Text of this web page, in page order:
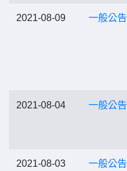
2021-08-09 一般公告
2021-08-04 一般公告
2021-08-03 一般公告